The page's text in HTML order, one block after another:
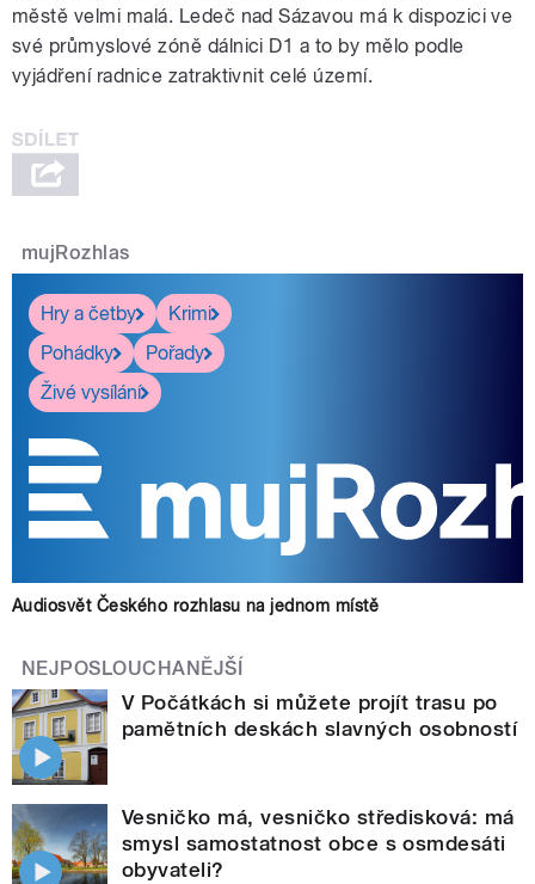
městě velmi malá. Ledeč nad Sázavou má k dispozici ve
své průmyslové zóně dálnici D1 a to by mělo podle
vyjádření radnice zatraktivnit celé území.
mujRozhlas
Hry a četby
Krimi
Pohádky
Pořady
Živé vysílání
Audiosvět Českého rozhlasu na jednom místě
NEJPOSLOUCHANĚJŠÍ
V Počátkách si můžete projít trasu po
pamětních deskách slavných osobností
Vesničko má, vesničko středisková: má
smysl samostatnost obce s osmdesáti
obyvateli?